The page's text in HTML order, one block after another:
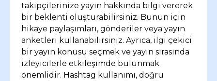
Instagram canlı yayın özelliğini işimi tanıtmak için
sıkça kullanıyorum. Özellikle ücretsiz yöntemlerle
izlenme artırma tekniklerini uygulayarak
etkileşimimi artırdım. Yayın öncesi duyurular ve
izleyicilerle canlı etkileşim sağlamak gerçekten işe
yarıyor. Doğru zamanda yayın yaparak hedef
kitlenize ulaşmak mümkün.
takipçilerinize yayın hakkında bilgi vererek
bir beklenti oluşturabilirsiniz. Bunun için
hikaye paylaşımları, gönderiler veya yayın
anketleri kullanabilirsiniz. Ayrıca, ilgi çekici
bir yayın konusu seçmek ve yayın sırasında
izleyicilerle etkileşimde bulunmak
önemlidir. Hashtag kullanımı, doğru